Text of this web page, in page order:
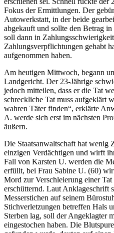
Fokus der Ermittlungen. Der
Autowerkstatt, in der beide
abgekauft und sollte den Betrag
soll dann in
Zahlungsverpflichtungen gehabt
aufgenommen haben.
Am heutigen Mittwoch, begann
Landgericht. Der 23-Jährige
jedoch mitteilen, dass er die Tat
schreckliche Tat muss aufgeklärt
wahren Täter finden“, erklärte
A. werde sich erst im nächsten
äußern.
Die Staatsanwaltschaft hat wenig
einzigen Verdächtigen und wirft
Fall von Karsten U. werden die
erfüllt, bei Frau Sabine U. (60)
Mord zur Verschleierung einer
erschütternd. Laut Anklageschrift
Messerstichen auf seinem
Stichverletzungen betreffen Hals
Sterben lag, soll der Angeklagter
eingestochen haben. Die